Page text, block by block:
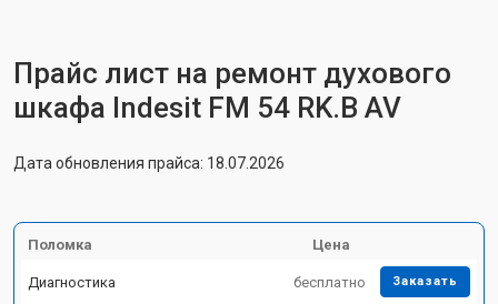
Прайс лист на ремонт духового
шкафа Indesit FM 54 RK.B AV
Дата обновления прайса: 18.07.2026
Поломка Цена
Диагностика бесплатно Заказать